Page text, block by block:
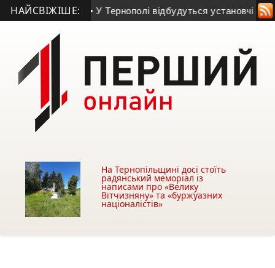
НАЙСВІЖІШЕ:
лікар • У Тернополі відбудуться установчі
На Тернопільщині досі стоїть
радянський меморіал із
написами про «Велику
Вітчизняну» та «буржуазних
націоналістів»